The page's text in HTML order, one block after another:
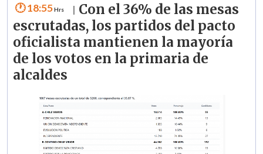
18:55
Con el 36% de las mesas
escrutadas, los partidos del pacto
oficialista mantienen la mayoría
de los votos en la primaria de
alcaldes